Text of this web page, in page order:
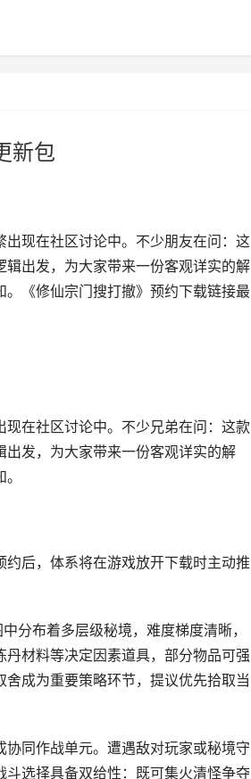
新包
现在社区讨论中。不少朋友在问：这
出发，为大家带来一份客观详实的解
《修仙宗门搜打撤》预约下载链接最
在社区讨论中。不少兄弟在问：这款
发，为大家带来一份客观详实的解
后，体系将在游戏放开下载时主动推
分布着多层级秘境，难度梯度清晰，
材料等决定因素道具，部分物品可强
成为重要策略环节，提议优先拾取当
同作战单元。遭遇敌对玩家或秘境守
选择具备双给性：既可集火清怪争夺